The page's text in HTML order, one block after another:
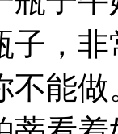
子，
不能